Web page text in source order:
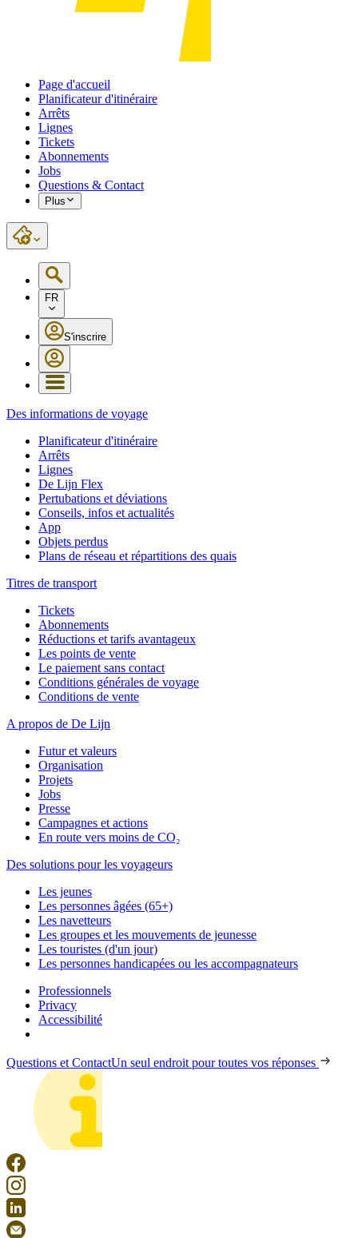
Page d'accueil
Planificateur d'itinéraire
Arrêts
Lignes
Tickets
Abonnements
Jobs
Questions & Contact
Plus
FR
S'inscrire
Des informations de voyage
Planificateur d'itinéraire
Arrêts
Lignes
De Lijn Flex
Pertubations et déviations
Conseils, infos et actualités
App
Objets perdus
Plans de réseau et répartitions des quais
Titres de transport
Tickets
Abonnements
Réductions et tarifs avantageux
Les points de vente
Le paiement sans contact
Conditions générales de voyage
Conditions de vente
A propos de De Lijn
Futur et valeurs
Organisation
Projets
Jobs
Presse
Campagnes et actions
En route vers moins de CO₂
Des solutions pour les voyageurs
Les jeunes
Les personnes âgées (65+)
Les navetteurs
Les groupes et les mouvements de jeunesse
Les touristes (d'un jour)
Les personnes handicapées ou les accompagnateurs
Professionnels
Privacy
Accessibilité
Questions et ContactUn seul endroit pour toutes vos réponses